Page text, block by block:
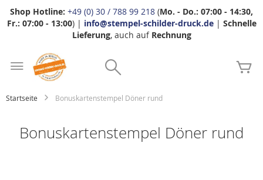
Shop Hotline: +49 (0) 30 / 788 99 218 (Mo. - Do.: 07:00 - 14:30,
Fr.: 07:00 - 13:00) | info@stempel-schilder-druck.de| Schnelle
Lieferung, auch auf Rechnung
Startseite Bonuskartenstempel Döner rund
Bonuskartenstempel Döner rund